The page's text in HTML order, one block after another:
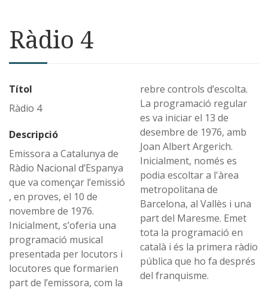
Ràdio 4
Títol
Ràdio 4
Descripció
Emissora a Catalunya de
Ràdio Nacional d’Espanya
que va començar l’emissió
, en proves, el 10 de
novembre de 1976.
Inicialment, s’oferia una
programació musical
presentada per locutors i
locutores que formarien
part de l’emissora, com la
rebre controls d’escolta.
La programació regular
es va iniciar el 13 de
desembre de 1976, amb
Joan Albert Argerich.
Inicialment, només es
podia escoltar a l'àrea
metropolitana de
Barcelona, al Vallès i una
part del Maresme. Emet
tota la programació en
català i és la primera ràdio
pública que ho fa després
del franquisme.